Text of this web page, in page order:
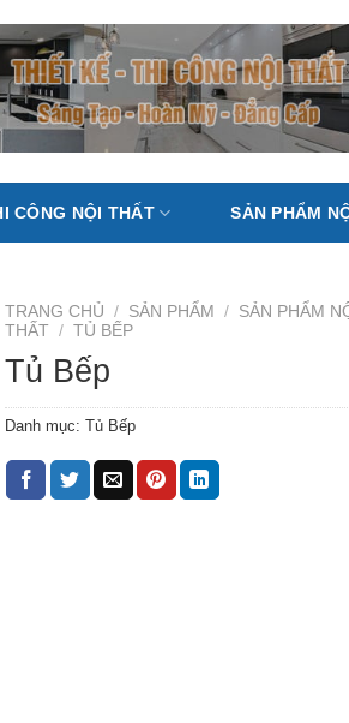
CÔNG NỘI THẤT SẢN PHẨM
TRANG CHỦ / SẢN PHẨM / SẢN PHẨM
THẤT / TỦ BẾP
Tủ Bếp
Danh mục: Tủ Bếp